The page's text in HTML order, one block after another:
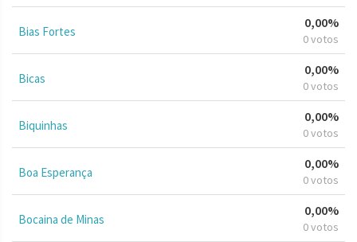
Bias Fortes
0,00%
0 votos
Bicas
0,00%
0 votos
Biquinhas
0,00%
0 votos
Boa Esperança
0,00%
0 votos
Bocaina de Minas
0,00%
0 votos